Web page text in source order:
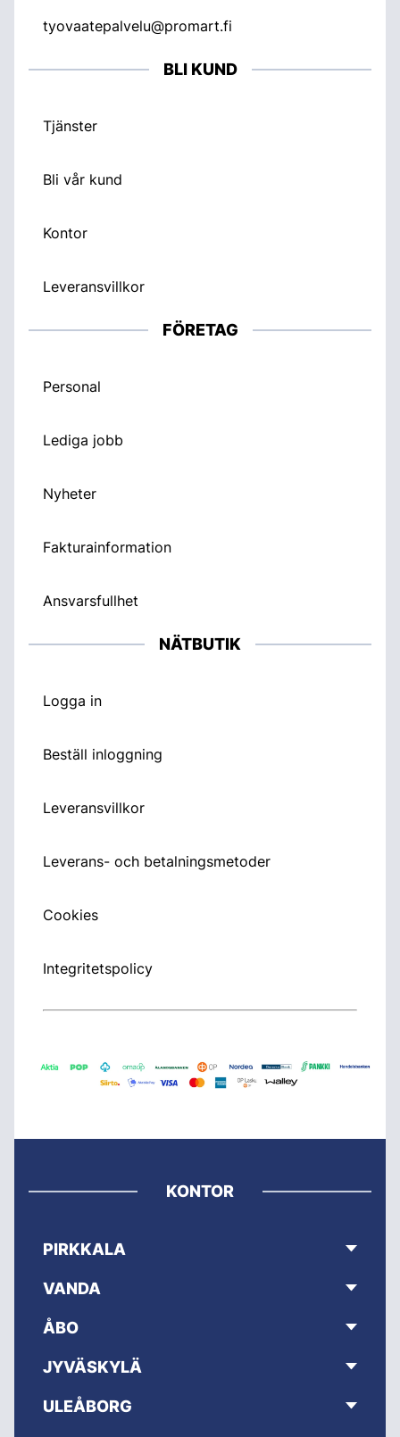
tyovaatepalvelu@promart.fi
BLI KUND
Tjänster
Bli vår kund
Kontor
Leveransvillkor
FÖRETAG
Personal
Lediga jobb
Nyheter
Fakturainformation
Ansvarsfullhet
NÄTBUTIK
Logga in
Beställ inloggning
Leveransvillkor
Leverans- och betalningsmetoder
Cookies
Integritetspolicy
KONTOR
PIRKKALA
VANDA
ÅBO
JYVÄSKYLÄ
ULEÅBORG